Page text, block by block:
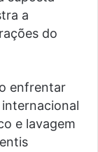
a
do
enfrentar
e lavagem